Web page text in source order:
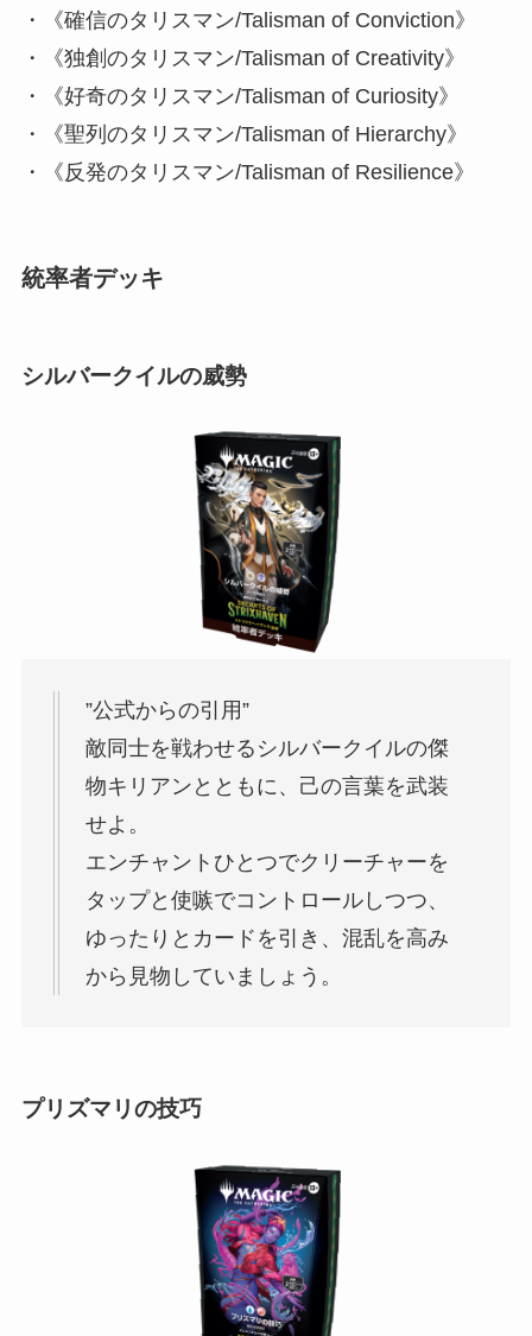
・《確信のタリスマン/Talisman of Conviction》
・《独創のタリスマン/Talisman of Creativity》
・《好奇のタリスマン/Talisman of Curiosity》
・《聖列のタリスマン/Talisman of Hierarchy》
・《反発のタリスマン/Talisman of Resilience》
統率者デッキ
シルバークイルの威勢
”公式からの引用”
敵同士を戦わせるシルバークイルの傑
物キリアンとともに、己の言葉を武装
せよ。
エンチャントひとつでクリーチャーを
タップと使嗾でコントロールしつつ、
ゆったりとカードを引き、混乱を高み
から見物していましょう。
プリズマリの技巧